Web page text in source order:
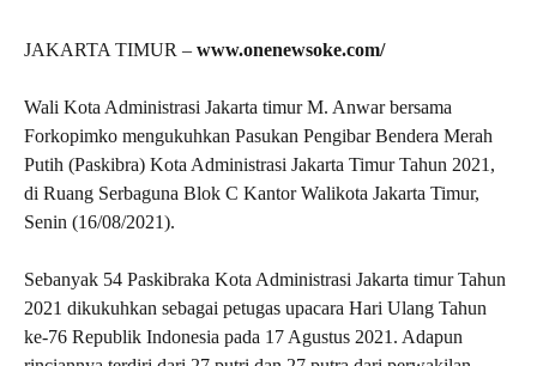
JAKARTA TIMUR – www.onenewsoke.com/
Wali Kota Administrasi Jakarta timur M. Anwar bersama
Forkopimko mengukuhkan Pasukan Pengibar Bendera Merah
Putih (Paskibra) Kota Administrasi Jakarta Timur Tahun 2021,
di Ruang Serbaguna Blok C Kantor Walikota Jakarta Timur,
Senin (16/08/2021).
Sebanyak 54 Paskibraka Kota Administrasi Jakarta timur Tahun
2021 dikukuhkan sebagai petugas upacara Hari Ulang Tahun
ke-76 Republik Indonesia pada 17 Agustus 2021. Adapun